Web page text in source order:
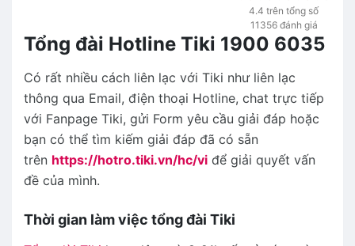
4.4 trên tổng số
11356 đánh giá
Tổng đài Hotline Tiki 1900 6035
Có rất nhiều cách liên lạc với Tiki như liên lạc
thông qua Email, điện thoại Hotline, chat trực tiếp
với Fanpage Tiki, gửi Form yêu cầu giải đáp hoặc
bạn có thể tìm kiếm giải đáp đã có sẵn
trên https://hotro.tiki.vn/hc/vi để giải quyết vấn
đề của mình.
Thời gian làm việc tổng đài Tiki